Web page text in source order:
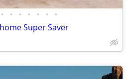
• • • • • • •
Super Saver